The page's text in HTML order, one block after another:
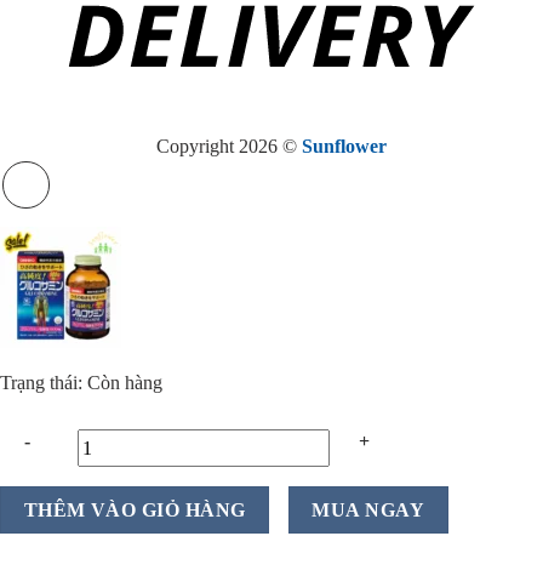
Copyright 2026 © Sunflower
Trạng thái: Còn hàng
THÊM VÀO GIỎ HÀNG MUA NGAY